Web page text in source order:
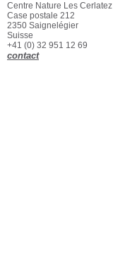
Centre Nature Les Cerlatez
Case postale 212
2350 Saignelégier
Suisse
+41 (0) 32 951 12 69
contact